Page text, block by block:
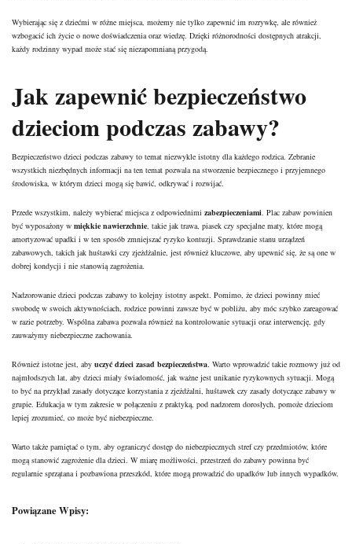
Wybierając się z dziećmi w różne miejsca, możemy nie tylko zapewnić im rozrywkę, ale również
wzbogacić ich życie o nowe doświadczenia oraz wiedzę. Dzięki różnorodności dostępnych atrakcji,
każdy rodzinny wypad może stać się niezapomnianą przygodą.
Jak zapewnić bezpieczeństwo
dzieciom podczas zabawy?
Bezpieczeństwo dzieci podczas zabawy to temat niezwykle istotny dla każdego rodzica. Zebranie
wszystkich niezbędnych informacji na ten temat pozwala na stworzenie bezpiecznego i przyjemnego
środowiska, w którym dzieci mogą się bawić, odkrywać i rozwijać.
Przede wszystkim, należy wybierać miejsca z odpowiednimi zabezpieczeniami. Plac zabaw powinien
być wyposażony w miękkie nawierzchnie, takie jak trawa, piasek czy specjalne maty, które mogą
amortyzować upadki i w ten sposób zmniejszać ryzyko kontuzji. Sprawdzanie stanu urządzeń
zabawowych, takich jak huśtawki czy zjeżdżalnie, jest również kluczowe, aby upewnić się, że są one w
dobrej kondycji i nie stanowią zagrożenia.
Nadzorowanie dzieci podczas zabawy to kolejny istotny aspekt. Pomimo, że dzieci powinny mieć
swobodę w swoich aktywnościach, rodzice powinni zawsze być w pobliżu, aby móc szybko zareagować
w razie potrzeby. Wspólna zabawa pozwala również na kontrolowanie sytuacji oraz interwencję, gdy
zauważymy niebezpieczne zachowania.
Również istotne jest, aby uczyć dzieci zasad bezpieczeństwa. Warto wprowadzić takie rozmowy już od
najmłodszych lat, aby dzieci miały świadomość, jak ważne jest unikanie ryzykownych sytuacji. Mogą
to być na przykład zasady dotyczące korzystania z zjeżdżalni, huśtawek czy zasady dotyczące zabawy w
grupie. Edukacja w tym zakresie w połączeniu z praktyką, pod nadzorem dorosłych, pomoże dzieciom
lepiej zrozumieć, co może być niebezpieczne.
Warto także pamiętać o tym, aby ograniczyć dostęp do niebezpiecznych stref czy przedmiotów, które
mogą stanowić zagrożenie dla dzieci. W miarę możliwości, przestrzeń do zabawy powinna być
regularnie sprzątana i pozbawiona przeszkód, które mogą prowadzić do upadków lub innych wypadków.
Powiązane Wpisy: